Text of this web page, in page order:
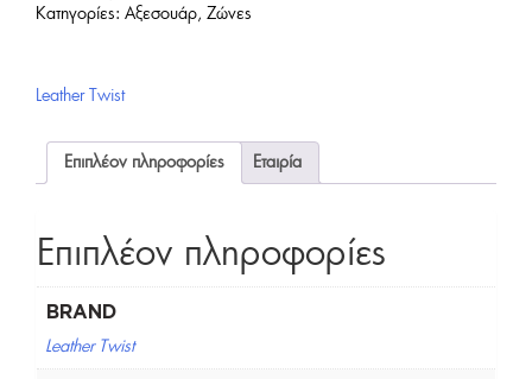
Κατηγορίες: Αξεσουάρ, Ζώνες
Leather Twist
Επιπλέον πληροφορίες Εταιρία
Επιπλέον πληροφορίες
BRAND
Leather Twist